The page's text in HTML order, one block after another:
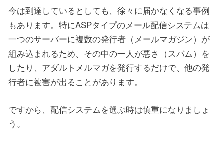
今は到達しているとしても、徐々に届かなくなる事例
もあります。特にASPタイプのメール配信システムは
一つのサーバーに複数の発行者（メールマガジン）が
組み込まれるため、その中の一人が悪さ（スパム）を
したり、アダルトメルマガを発行するだけで、他の発
行者に被害が出ることがあります。
ですから、配信システムを選ぶ時は慎重になりましょ
う。